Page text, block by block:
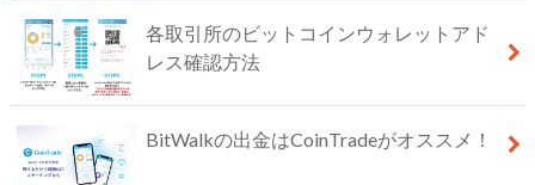
各取引所のビットコインウォレットアド
レス確認方法
BitWalkの出金はCoinTradeがオススメ！